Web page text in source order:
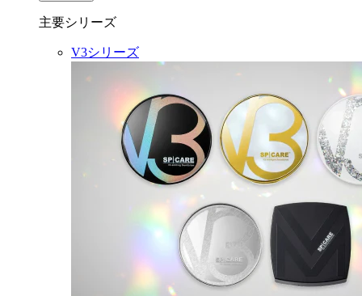
主要シリーズ
V3シリーズ